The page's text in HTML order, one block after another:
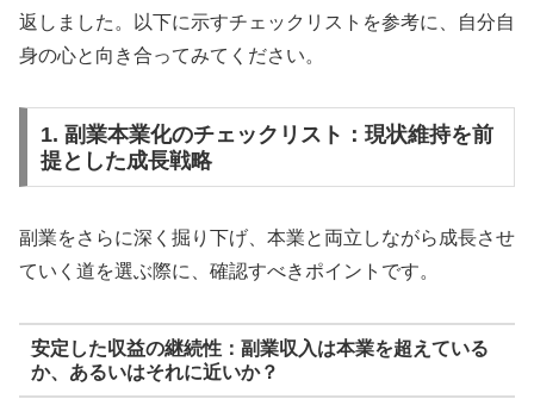
返しました。以下に示すチェックリストを参考に、自分自
身の心と向き合ってみてください。
1. 副業本業化のチェックリスト：現状維持を前
提とした成長戦略
副業をさらに深く掘り下げ、本業と両立しながら成長させ
ていく道を選ぶ際に、確認すべきポイントです。
安定した収益の継続性：副業収入は本業を超えている
か、あるいはそれに近いか？